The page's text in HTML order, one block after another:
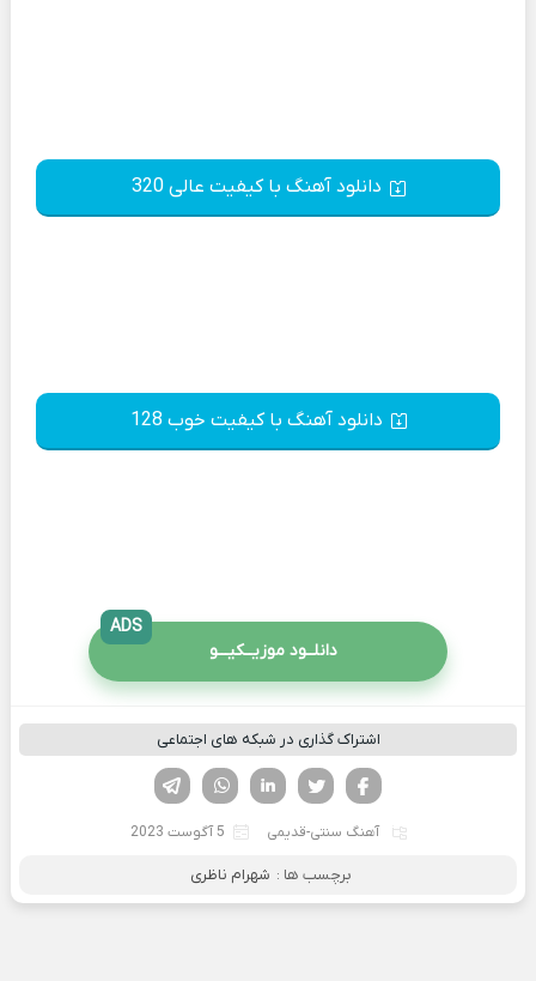
دانلود آهنگ با کیفیت عالی 320
دانلود آهنگ با کیفیت خوب 128
دانلــود موزیــکیـــو
ADS
اشتراک گذاری در شبکه های اجتماعی
لینکدین تویتر
فیسوک
آهنگ سنتی-قدیمی 5 آگوست 2023
برچسب ها : شهرام ناظری